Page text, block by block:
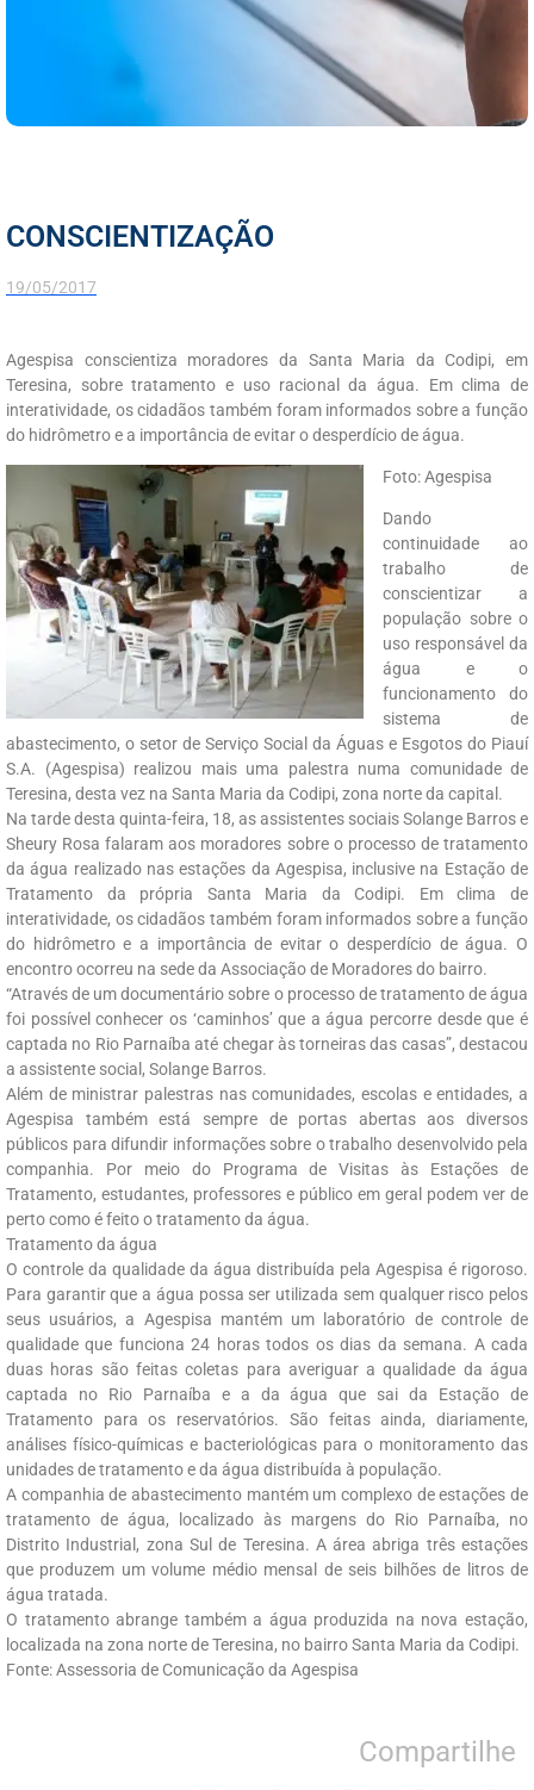
CONSCIENTIZAÇÃO
19/05/2017
Agespisa conscientiza moradores da Santa Maria da Codipi, em
Teresina, sobre tratamento e uso racional da água. Em clima de
interatividade, os cidadãos também foram informados sobre a função
do hidrômetro e a importância de evitar o desperdício de água.
Foto: Agespisa
Dando
continuidade ao
trabalho de
conscientizar a
população sobre o
uso responsável da
água e o
funcionamento do
sistema de
abastecimento, o setor de Serviço Social da Águas e Esgotos do Piauí
S.A. (Agespisa) realizou mais uma palestra numa comunidade de
Teresina, desta vez na Santa Maria da Codipi, zona norte da capital.
Na tarde desta quinta-feira, 18, as assistentes sociais Solange Barros e
Sheury Rosa falaram aos moradores sobre o processo de tratamento
da água realizado nas estações da Agespisa, inclusive na Estação de
Tratamento da própria Santa Maria da Codipi. Em clima de
interatividade, os cidadãos também foram informados sobre a função
do hidrômetro e a importância de evitar o desperdício de água. O
encontro ocorreu na sede da Associação de Moradores do bairro.
“Através de um documentário sobre o processo de tratamento de água
foi possível conhecer os ‘caminhos’ que a água percorre desde que é
captada no Rio Parnaíba até chegar às torneiras das casas”, destacou
a assistente social, Solange Barros.
Além de ministrar palestras nas comunidades, escolas e entidades, a
Agespisa também está sempre de portas abertas aos diversos
públicos para difundir informações sobre o trabalho desenvolvido pela
companhia. Por meio do Programa de Visitas às Estações de
Tratamento, estudantes, professores e público em geral podem ver de
perto como é feito o tratamento da água.
Tratamento da água
O controle da qualidade da água distribuída pela Agespisa é rigoroso.
Para garantir que a água possa ser utilizada sem qualquer risco pelos
seus usuários, a Agespisa mantém um laboratório de controle de
qualidade que funciona 24 horas todos os dias da semana. A cada
duas horas são feitas coletas para averiguar a qualidade da água
captada no Rio Parnaíba e a da água que sai da Estação de
Tratamento para os reservatórios. São feitas ainda, diariamente,
análises físico-químicas e bacteriológicas para o monitoramento das
unidades de tratamento e da água distribuída à população.
A companhia de abastecimento mantém um complexo de estações de
tratamento de água, localizado às margens do Rio Parnaíba, no
Distrito Industrial, zona Sul de Teresina. A área abriga três estações
que produzem um volume médio mensal de seis bilhões de litros de
água tratada.
O tratamento abrange também a água produzida na nova estação,
localizada na zona norte de Teresina, no bairro Santa Maria da Codipi.
Fonte: Assessoria de Comunicação da Agespisa
Compartilhe